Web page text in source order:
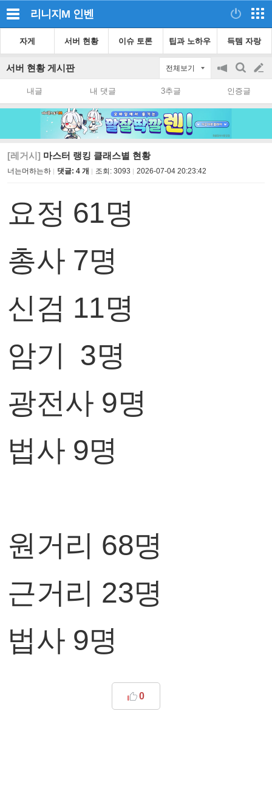
리니지M 인벤
자게 서버 현황 이슈 토론 팁과 노하우 득템 자랑
서버 현황 게시판 전체보기
공
on/off
검
색
글
쓰
내글 내 댓글 3추글 인증글
[레거시] 마스터 랭킹 클래스별 현황
너는머하는하 댓글: 4 개 조회: 3093 2026-07-04 20:23:42
요정 61명
총사 7명
신검 11명
암기 3명
광전사 9명
법사 9명
원거리 68명
근거리 23명
법사 9명
0